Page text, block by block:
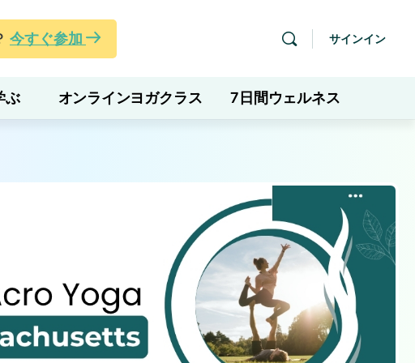
今すぐ参加 サインイン
ぶ オンラインヨガクラス 7日間ウェルネス